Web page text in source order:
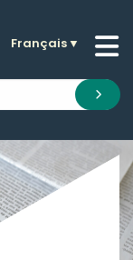
Français▼